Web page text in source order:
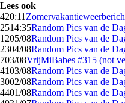
Lees ook
420:11
2514:35Random Pics van de
1205/08Random Pics van de
2304/08Random Pics van de
703/08VrijMiBabes #315 (not
4103/08Random Pics van de
3002/08Random Pics van de
4401/08Random Pics van de